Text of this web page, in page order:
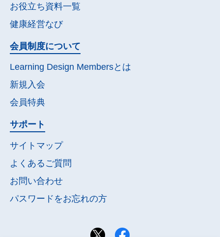
お役立ち資料一覧
健康経営なび
会員制度について
Learning Design Membersとは
新規入会
会員特典
サポート
サイトマップ
よくあるご質問
お問い合わせ
パスワードをお忘れの方